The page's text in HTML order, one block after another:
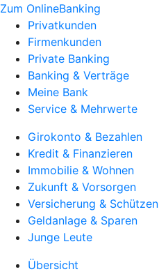
Zum OnlineBanking
Privatkunden
Firmenkunden
Private Banking
Banking & Verträge
Meine Bank
Service & Mehrwerte
Girokonto & Bezahlen
Kredit & Finanzieren
Immobilie & Wohnen
Zukunft & Vorsorgen
Versicherung & Schützen
Geldanlage & Sparen
Junge Leute
Übersicht